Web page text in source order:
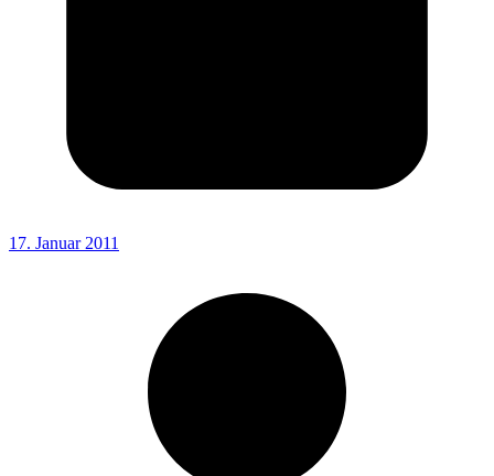
17. Januar 2011